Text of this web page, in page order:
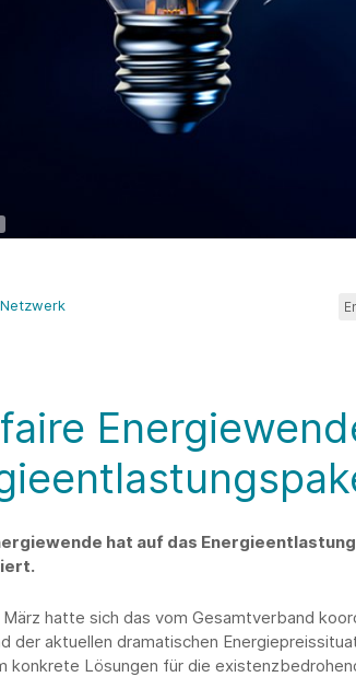
hat auf das
hatte sich das vom Gesamtverband
der aktuellen dramatischen
konkrete Lösungen für die